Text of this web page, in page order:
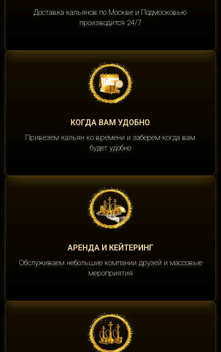
Доставка кальянов по Москве и Подмосковью
производится 24/7
КОГДА ВАМ УДОБНО
Привезем кальян ко времени и заберем когда вам
будет удобно
АРЕНДА И КЕЙТЕРИНГ
Обслуживаем небольшие компании друзей и массовые
мероприятия